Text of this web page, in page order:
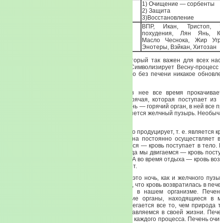
1) Очищение — сорбенты
2) Защита
3)Восстановление
ВПР, Икан, Тристоп,
похудения, Лян Янь,
Масло Чеснока, Жир
Энотеры, Вэйкан, Хитозан
Итак, мы с вами подбираемся к органу, который так важен для всех
ассоциируется с первоэлементом Дерево. Символизирует Весну-
развития, цветения, обновления. Потому что без печени никакое
Печень считается горячим органом. Через нее все время
количество горячей жидкости. Жидкость горячая, которая поступает
охлаждается. И в почках она холодная. Печень — горячий орган, в ней все
очень быстро. И параллельным органом является желчный пузырь.
Печень делает такие вещи — она поочередно продуцирует, т. е. является
органом, собирает кровь, выводит кровь. Она постоянно
время движения человека, когда мы двигаемся — кровь поступает в
это жизнь? Именно поэтому. Потому что, когда мы двигаемся — кровь
принимает кровь и прогоняет ее через себя. А во время отдыха — кровь
Когда мы спим — печень интенсивно работает.
Максимальное время активности печени — это ночь, как и желчного
лежим и отдыхаем, печень трудится. Потому, что кровь возвратилась в
ней сделать то, для чего она находится в нашем организме.
хранилищем крови. Вообще все внутренние органы, находящиеся
хранители, сокровищница наша, здесь сберегается все то, чем
нас. И с чем мы так «замечательно» расправляемся в своей жизни.
величину и направление каждого движения и каждого процесса. Печень